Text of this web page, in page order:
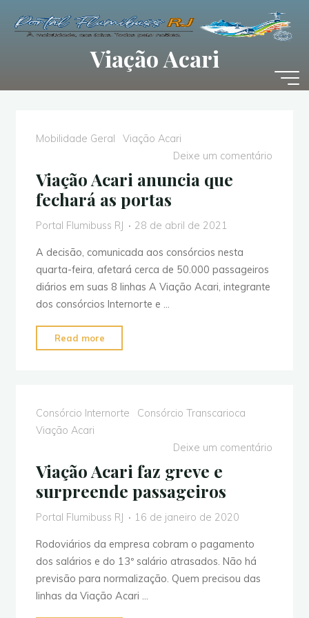
para
Viação Acari
Mobilidade Geral
Viação Acari
Deixe um comentário
Viação Acari anuncia que
fechará as portas
Portal Flumibuss RJ 28 de abril de 2021
A decisão, comunicada aos consórcios nesta
quarta-feira, afetará cerca de 50.000 passageiros
diários em suas 8 linhas A Viação Acari, integrante
dos consórcios Internorte e …
Read more
Acari
Consórcio Internorte
Consórcio Transcarioca
Viação Acari
Deixe um comentário
Viação Acari faz greve e
surpreende passageiros
Portal Flumibuss RJ 16 de janeiro de 2020
Rodoviários da empresa cobram o pagamento
dos salários e do 13º salário atrasados. Não há
previsão para normalização. Quem precisou das
linhas da Viação Acari …